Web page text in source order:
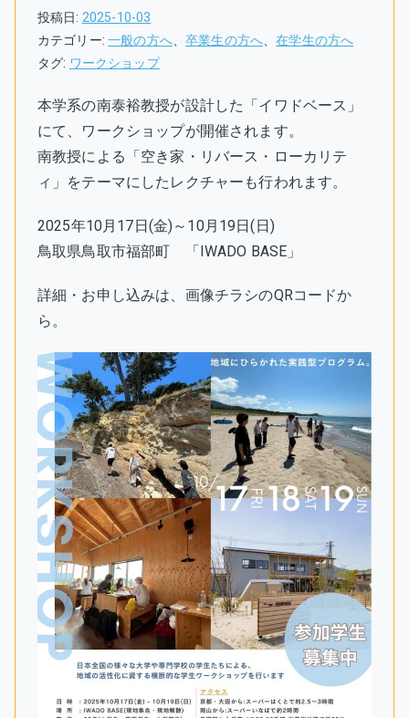
投稿日: 2025-10-03
カテゴリー:一般の方へ、卒業生の方へ 、在学生の方へ
タグ: ワークショップ
本学系の南泰裕教授が設計した「イワドベース」
にて、ワークショップが開催されます。
南教授による「空き家・リバース・ローカリテ
ィ」をテーマにしたレクチャーも行われます。
2025年10月17日(金)～10月19日(日)
鳥取県鳥取市福部町 「IWADO BASE」
詳細・お申し込みは、画像チラシのQRコードか
ら。